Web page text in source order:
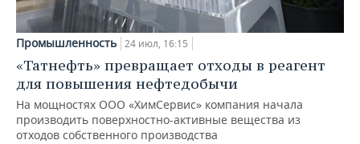
Промышленность 24 июл, 16:15
«Татнефть» превращает отходы в реагент
для повышения нефтедобычи
На мощностях ООО «ХимСервис» компания начала
производить поверхностно-активные вещества из
отходов собственного производства